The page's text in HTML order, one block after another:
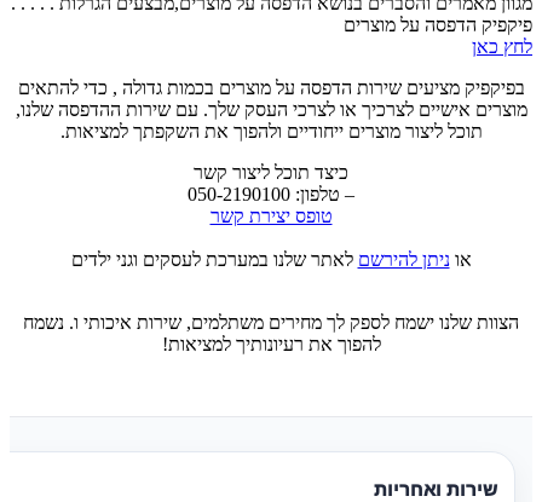
פיקפיק הדפסה על מוצרים
לחץ כאן
בפיקפיק מציעים שירות הדפסה על מוצרים בכמות גדולה , כדי להתאים
מוצרים אישיים לצרכיך או לצרכי העסק שלך. עם שירות ההדפסה שלנו,
תוכל ליצור מוצרים ייחודיים ולהפוך את השקפתך למציאות.
כיצד תוכל ליצור קשר
– טלפון: 050-2190100
טופס יצירת קשר
אוניתן להירשם לאתר שלנו במערכת לעסקים וגני ילדים
הצוות שלנו ישמח לספק לך מחירים משתלמים, שירות איכותי ו. נשמח
להפוך את רעיונותיך למציאות!
שירות ואחריות